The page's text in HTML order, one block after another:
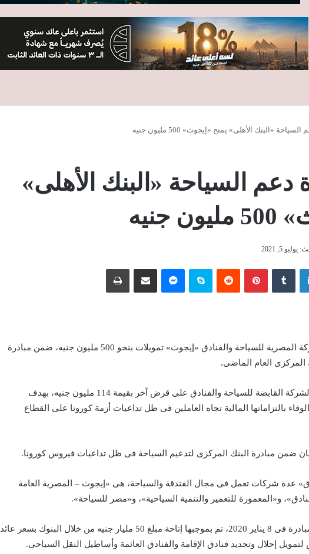
«البنك الأهلى» يمنح «إيجوث» 500 مليون جنيه
السياحة «البنك الأهلى»
5, 2021
لينكدإن بينتيريست سكايب
منح البنك الأهلى المصرى الشركة المصرية للسياحة والفنادق «إيجوث» تمويلات بنحو 500 مليون جنيه، ضمن مبادرة
المركزى العام الماضى.
وقال مصدر:أن البنك تعاقد مع الشركة القابضة للسياحة والفنادق على قرض آخر بقيمة 114 مليون جنيه، بهدف
بالتزاماتها المالية تجاه العاملين فى ظل تداعيات أزمة كورونا على القطاع
ضمن مبادرة البنك المركزى لتدعيم السياحة فى ظل تداعيات فيروس كورونا.
عدة شركات تعمل فى مجال الفندقة والسياحة، هى «إيجوث – المصرية العامة
و«المعمورة للتعمير والتنمية السياحية»، و«مصر للسياحة».
وكان البنك المركزى قد أطلق مبادرة فى 8 يناير 2020، تم بموجبها إتاحة مبلغ 50 مليار جنيه من خلال البنوك بسعر عائد